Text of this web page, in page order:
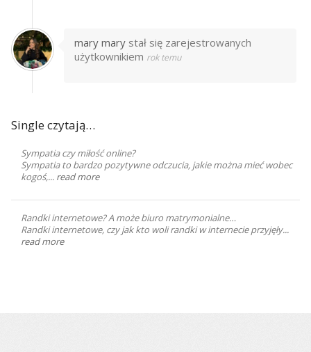
mary mary stał się zarejestrowanych
użytkownikiem rok temu
Single czytają…
Sympatia czy miłość online?
Sympatia to bardzo pozytywne odczucia, jakie można mieć wobec
kogoś,... read more
Randki internetowe? A może biuro matrymonialne…
Randki internetowe, czy jak kto woli randki w internecie przyjęły...
read more